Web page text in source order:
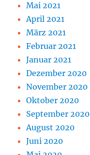
Mai 2021
April 2021
März 2021
Februar 2021
Januar 2021
Dezember 2020
November 2020
Oktober 2020
September 2020
August 2020
Juni 2020